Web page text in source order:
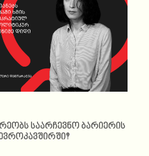
საარჩევნო ბარიერის